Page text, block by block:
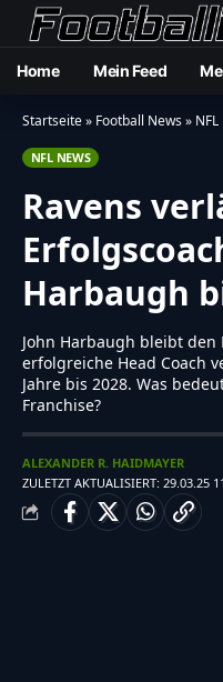
Home Mein Feed
Startseite» Football News»
NFL NEWS
Ravens
Harbaugh
John Harbaugh bleibt den
erfolgreiche Head Coach
Jahre bis 2028. Was
Franchise?
ZULETZT AKTUALISIERT: 29.03.25
ALEXANDER R. HAIDMAYER